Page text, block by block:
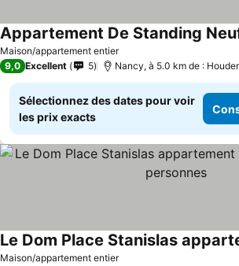
Maison/appartement entier
Appartement De Standing
9,0 Excellent 5 Nancy, à 5.0 km de :
Sélectionnez des dates pour voir
les prix exacts
Maison/appartement entier